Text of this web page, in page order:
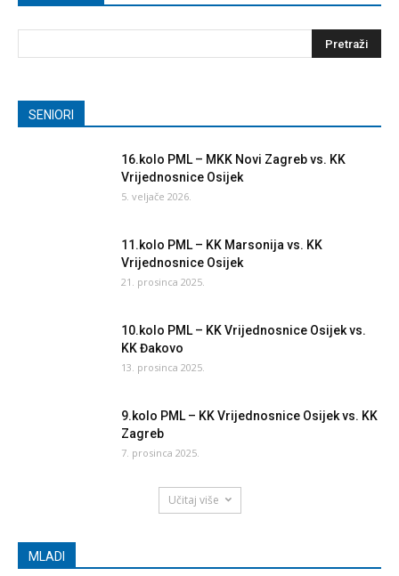
SENIORI
16.kolo PML – MKK Novi Zagreb vs. KK
Vrijednosnice Osijek
5. veljače 2026.
11.kolo PML – KK Marsonija vs. KK
Vrijednosnice Osijek
21. prosinca 2025.
10.kolo PML – KK Vrijednosnice Osijek vs.
KK Đakovo
13. prosinca 2025.
9.kolo PML – KK Vrijednosnice Osijek vs. KK
Zagreb
7. prosinca 2025.
Učitaj više
MLADI